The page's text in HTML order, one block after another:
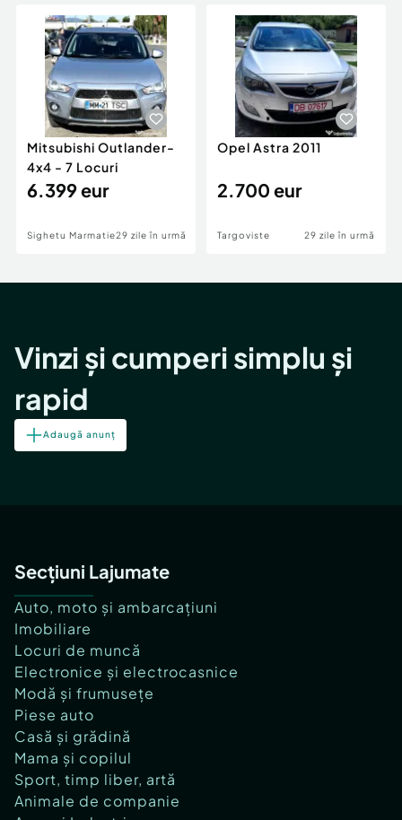
Servicii
Animale de companie
Afaceri și echipamente profesionale
Inchiriere Bunuri si Vehicule
Utilaje agricole si industriale
Piese auto si accesorii
Dacia Duster
Mitsubishi Outlander-
4x4 - 7 Locuri
6.399 eur
Sighetu Marmatiei29 zile în urmă
Opel Astra 2011
2.700 eur
Targoviste 29 zile în urmă
Vinzi și cumperi simplu și
rapid
Adaugă anunț
Secțiuni Lajumate
Auto, moto și ambarcațiuni
Imobiliare
Locuri de muncă
Electronice și electrocasnice
Modă și frumusețe
Piese auto
Casă și grădină
Mama și copilul
Sport, timp liber, artă
Animale de companie